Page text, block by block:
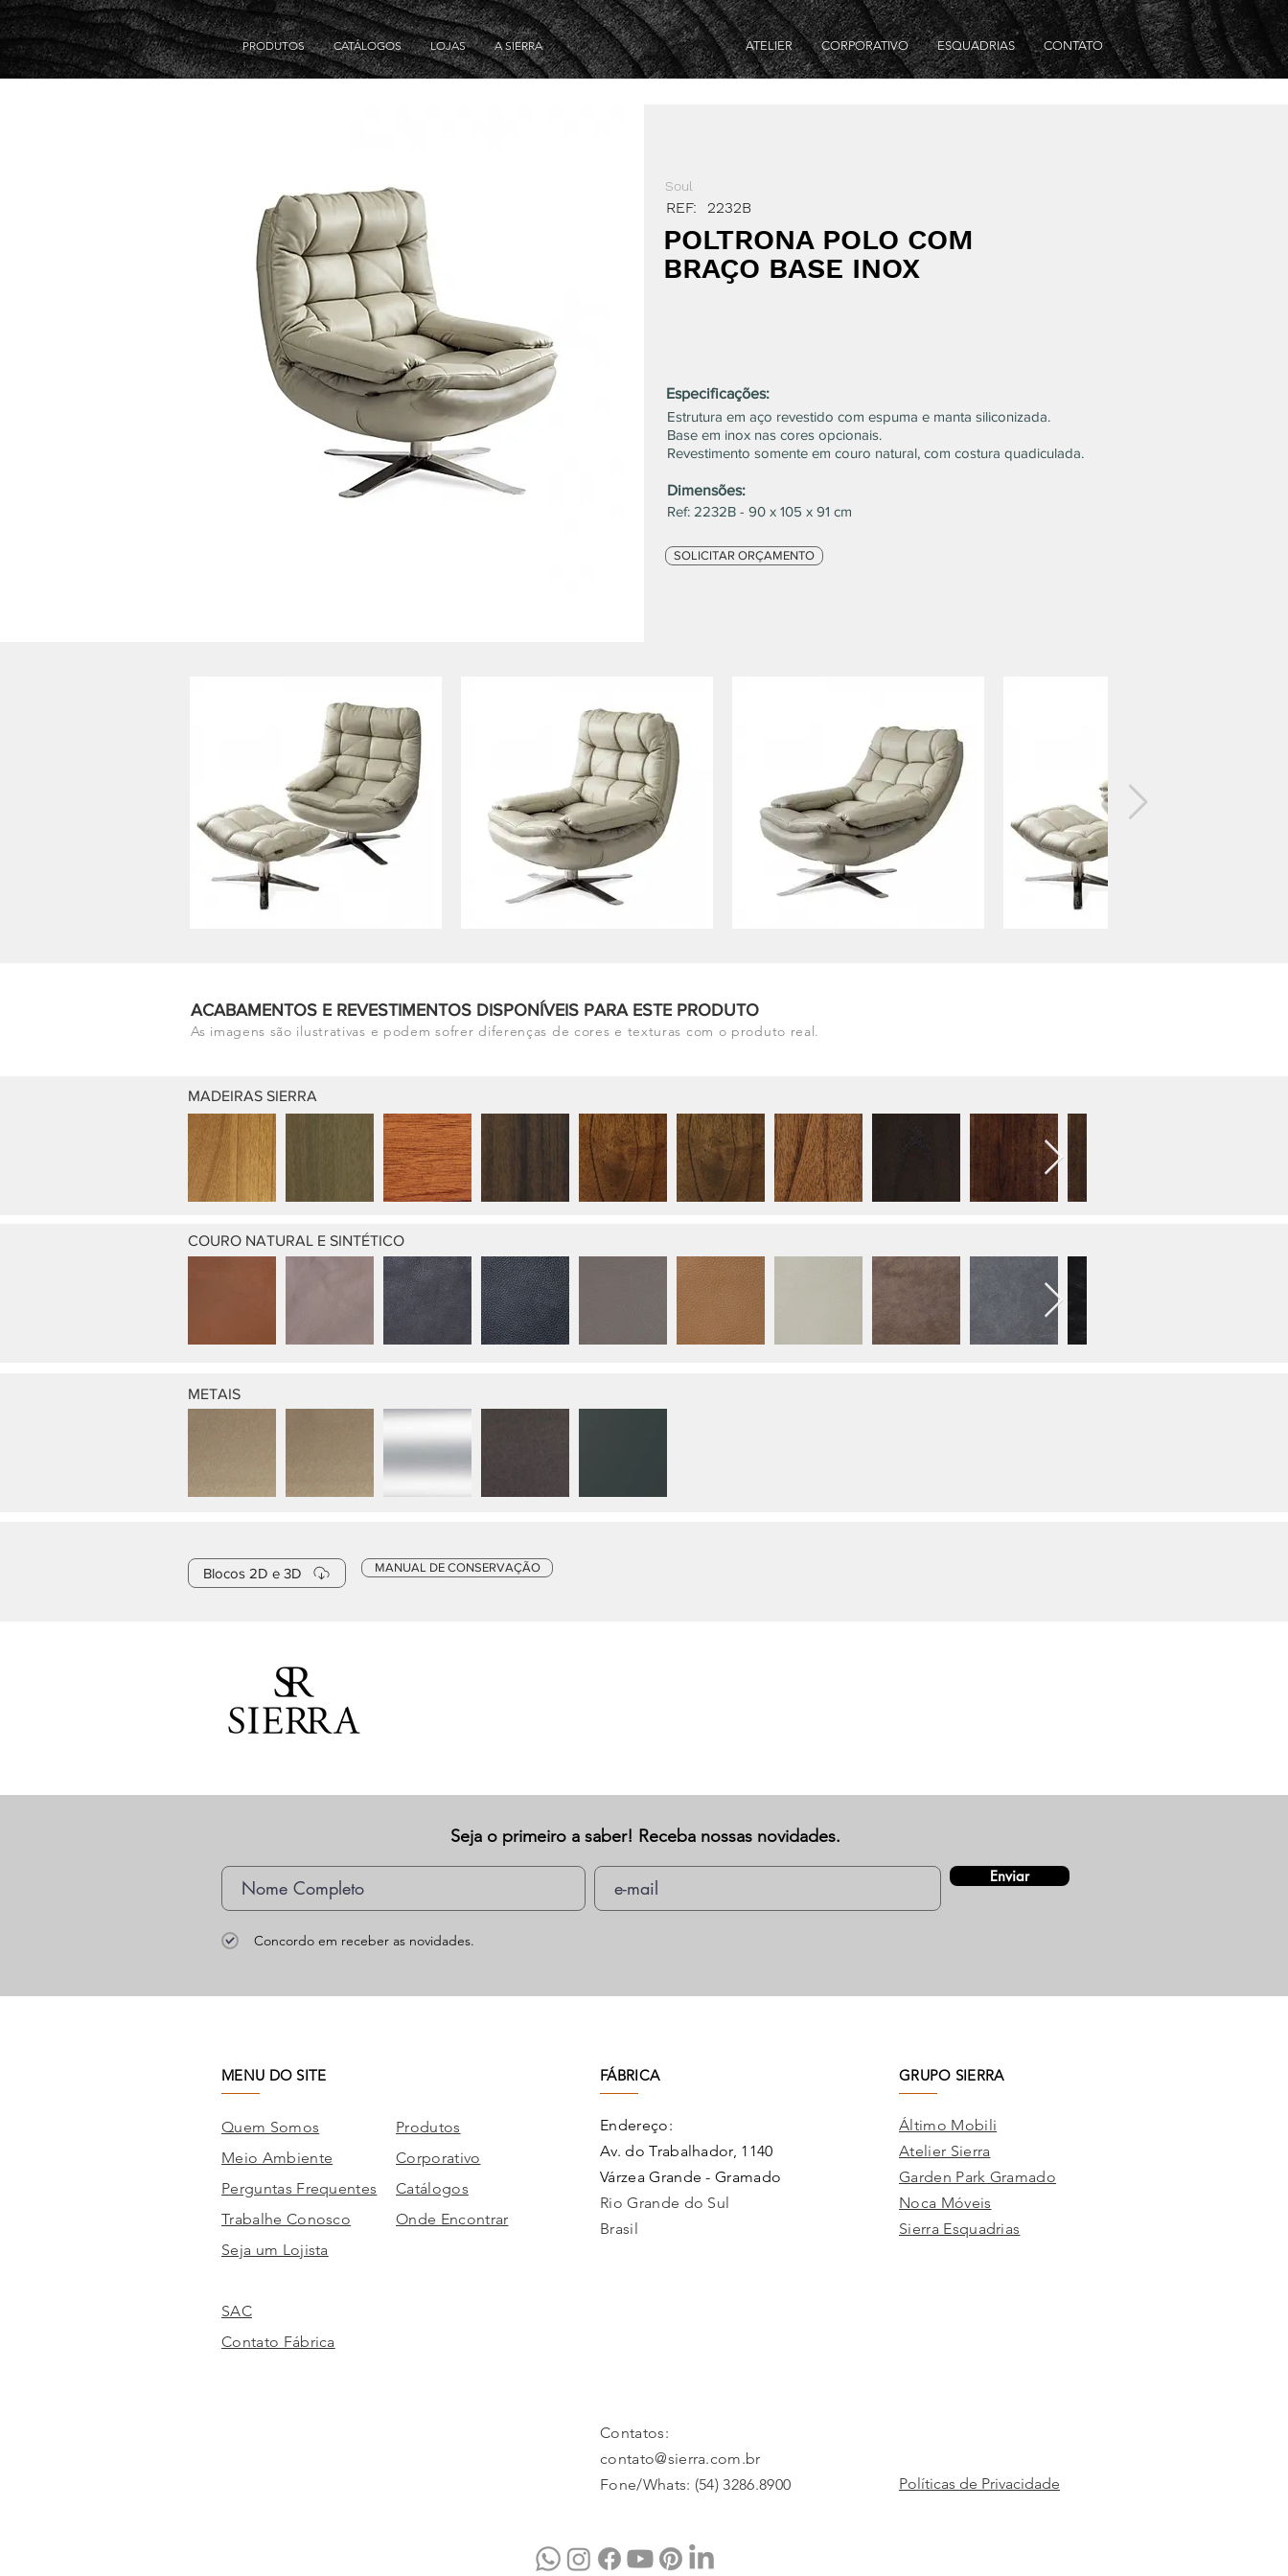
PRODUTOS CATÁLOGOS LOJAS A SIERRA ATELIER CORPORATIVO ESQUADRIAS CONTATO
Soul
REF: 2232B
POLTRONA POLO COM
BRAÇO BASE INOX
Especificações:
Estrutura em aço revestido com espuma e manta siliconizada.
Base em inox nas cores opcionais.
Revestimento somente em couro natural, com costura quadiculada.
Dimensões:
Ref: 2232B - 90 x 105 x 91 cm
SOLICITAR ORÇAMENTO
ACABAMENTOS E REVESTIMENTOS DISPONÍVEIS PARA ESTE PRODUTO
As imagens são ilustrativas e podem sofrer diferenças de cores e texturas com o produto real.
MADEIRAS SIERRA
COURO NATURAL E SINTÉTICO
METAIS
Blocos 2D e 3D MANUAL DE CONSERVAÇÃO
Seja o primeiro a saber! Receba nossas novidades.
Concordo em receber as novidades.
Enviar
MENU DO SITE
Quem Somos
Meio Ambiente
Perguntas Frequentes
Trabalhe Conosco
Seja um Lojista
SAC
Contato Fábrica
Produtos
Corporativo
Catálogos
Onde Encontrar
FÁBRICA
Endereço:
Av. do Trabalhador, 1140
Várzea Grande - Gramado
Rio Grande do Sul
Brasil
GRUPO SIERRA
Áltimo Mobili
Atelier Sierra
Garden Park Gramado
Noca Móveis
Sierra Esquadrias
Contatos:
contato@sierra.com.br
Fone/Whats: (54) 3286.8900
Políticas de Privacidade